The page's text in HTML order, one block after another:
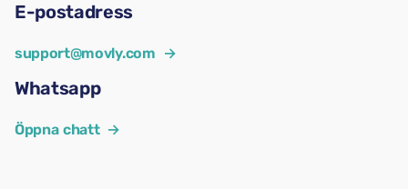
E-postadress
support@movly.com →
Whatsapp
Öppna chatt →